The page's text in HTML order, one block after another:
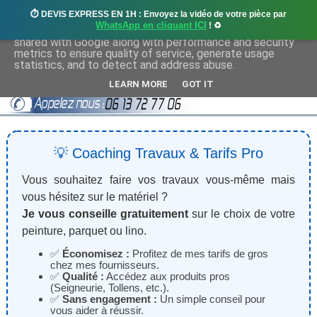
⏱️ DEVIS EXPRESS EN 1H : Envoyez la vidéo de votre pièce par
WhatsApp en cliquant ICI ! ♻️
💡 Coaching Travaux & Tarifs Pro
Vous souhaitez faire vos travaux vous-même mais
vous hésitez sur le matériel ?
Je vous conseille gratuitementsur le choix de votre
peinture, parquet ou lino.
✅ Économisez : Profitez de mes tarifs de gros
chez mes fournisseurs.
✅ Qualité : Accédez aux produits pros
(Seigneurie, Tollens, etc.).
✅ Sans engagement : Un simple conseil pour
vous aider à réussir.
This site uses cookies from Google to deliver its services
and to analyze traffic. Your IP address and user-agent are
shared with Google along with performance and security
metrics to ensure quality of service, generate usage
statistics, and to detect and address abuse.
LEARN MORE GOT IT